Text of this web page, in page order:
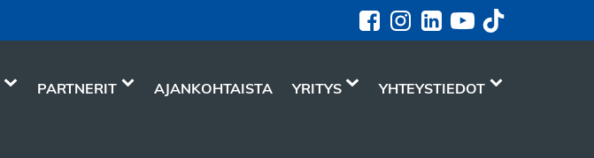
PARTNERIT AJANKOHTAISTA YRITYS YHTEYSTIEDOT